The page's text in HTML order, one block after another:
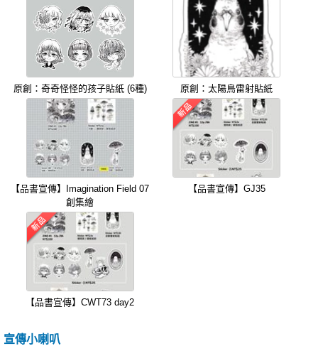
原創：奇奇怪怪的孩子貼紙 (6種) 原創：太陽鳥雷射貼紙
【品書宣傳】Imagination Field 07
創集繪
【品書宣傳】GJ35
【品書宣傳】CWT73 day2
宣傳小喇叭